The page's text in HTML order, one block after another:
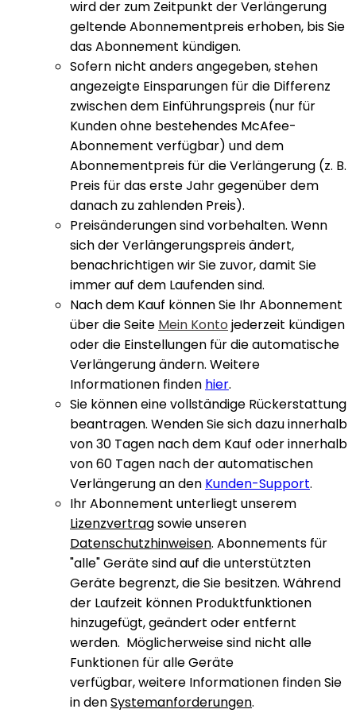
wird der zum Zeitpunkt der Verlängerung
geltende Abonnementpreis erhoben, bis Sie
das Abonnement kündigen.​
Sofern nicht anders angegeben, stehen
angezeigte Einsparungen für die Differenz
zwischen dem Einführungspreis (nur für
Kunden ohne bestehendes McAfee-
Abonnement verfügbar) und dem
Abonnementpreis für die Verlängerung (z. B.
Preis für das erste Jahr gegenüber dem
danach zu zahlenden Preis).
Preisänderungen sind vorbehalten. Wenn
sich der Verlängerungspreis ändert,
benachrichtigen wir Sie zuvor, damit Sie
immer auf dem Laufenden sind.
Nach dem Kauf können Sie Ihr Abonnement
über die Seite Mein Konto jederzeit kündigen
oder die Einstellungen für die automatische
Verlängerung ändern. Weitere
Informationen finden hier.
Sie können eine vollständige Rückerstattung
beantragen. Wenden Sie sich dazu innerhalb
von 30 Tagen nach dem Kauf oder innerhalb
von 60 Tagen nach der automatischen
Verlängerung an den Kunden-Support.
Ihr Abonnement unterliegt unserem
Lizenzvertragsowie unseren
Datenschutzhinweisen. Abonnements für
"alle" Geräte sind auf die unterstützten
Geräte begrenzt, die Sie besitzen. Während
der Laufzeit können Produktfunktionen
hinzugefügt, geändert oder entfernt
werden. Möglicherweise sind nicht alle
Funktionen für alle Geräte
verfügbar, weitere Informationen finden Sie
in denSystemanforderungen.